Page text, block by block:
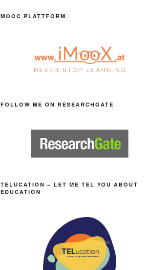
MOOC PLATTFORM
FOLLOW ME ON RESEARCHGATE
TELUCATION – LET ME TEL YOU ABOUT
EDUCATION